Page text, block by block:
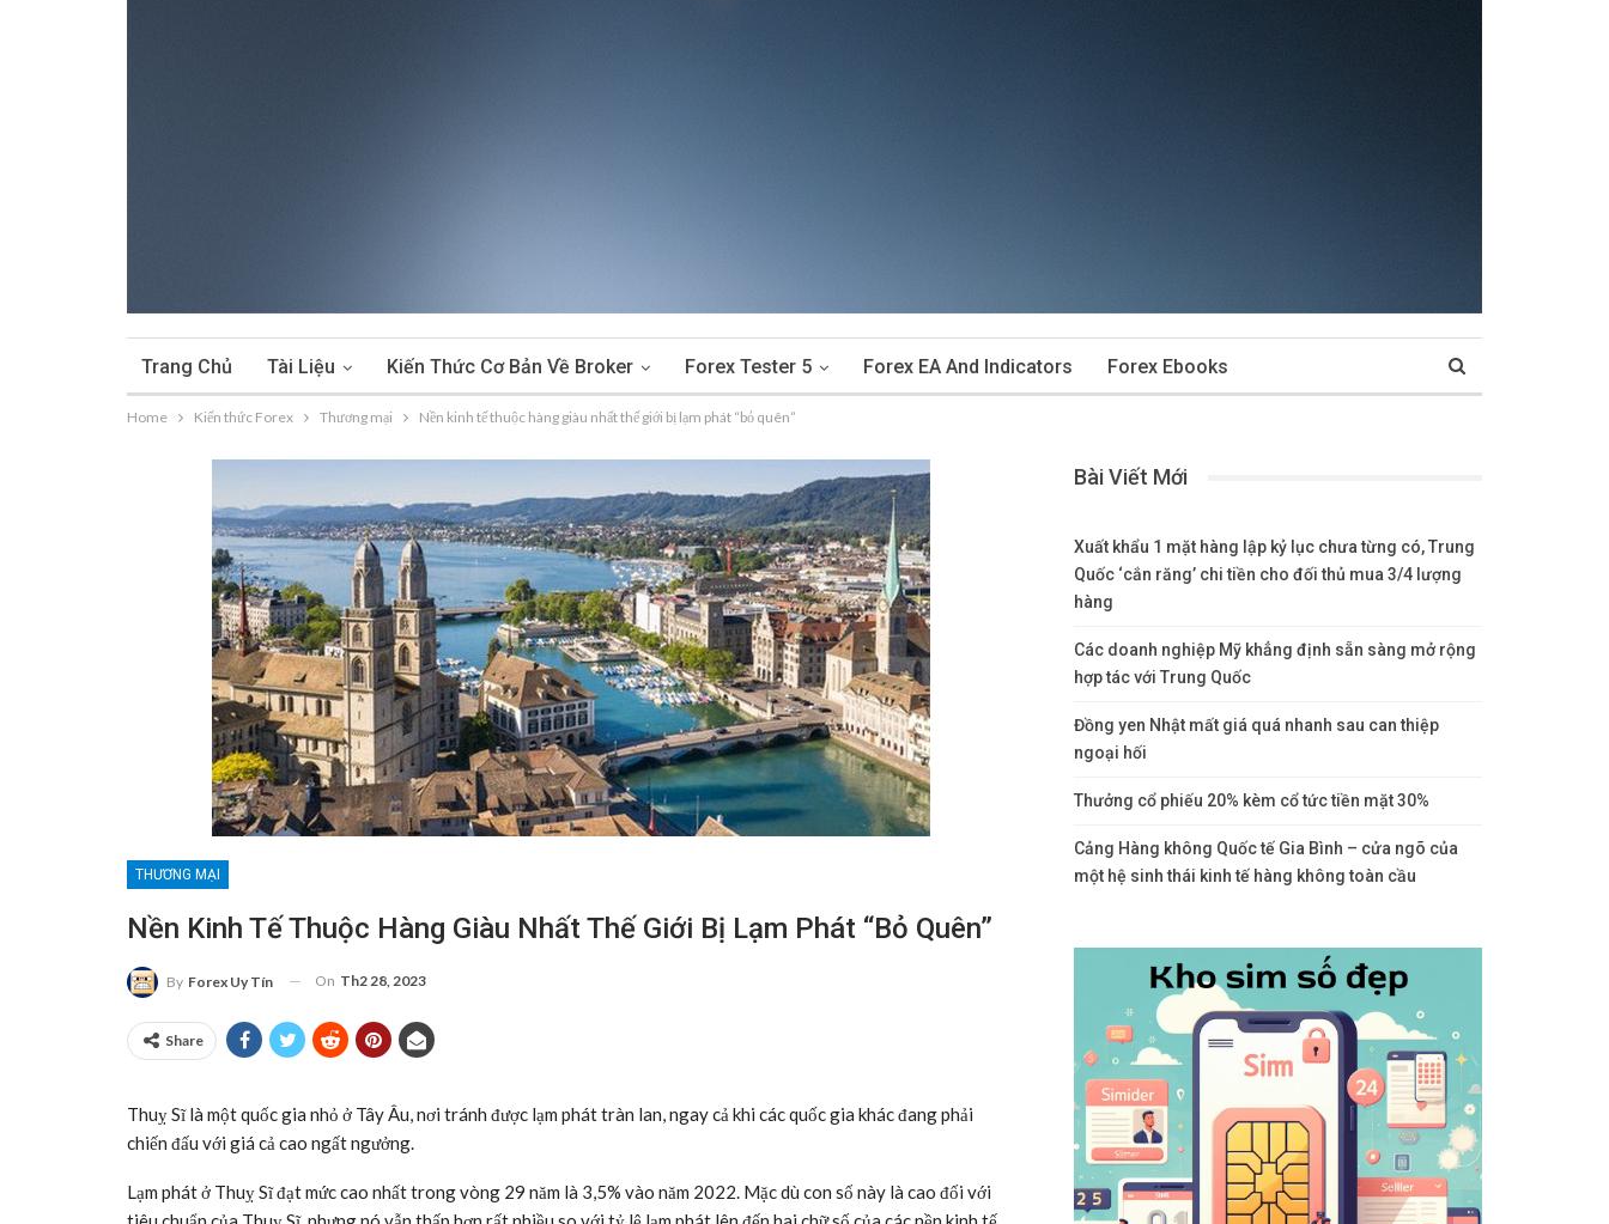
Trang Chủ Tài Liệu Kiến Thức Cơ Bản Về Broker Forex Tester 5 Forex EA And Indicators Forex Ebooks
Home Kiến thức Forex Thương mại Nền kinh tế thuộc hàng giàu nhất thế giới bị lạm phát “bỏ quên”
THƯƠNG MẠI
Nền Kinh Tế Thuộc Hàng Giàu Nhất Thế Giới Bị Lạm Phát “bỏ Quên”
By Forex Uy Tín On Th2 28, 2023
Share
Thuỵ Sĩ là một quốc gia nhỏ ở Tây Âu, nơi tránh được lạm phát tràn lan, ngay cả khi các quốc gia khác đang phải
chiến đấu với giá cả cao ngất ngưởng.
Lạm phát ở Thuỵ Sĩ đạt mức cao nhất trong vòng 29 năm là 3,5% vào năm 2022. Mặc dù con số này là cao đối với
Bài Viết Mới
Xuất khẩu 1 mặt hàng lập kỷ lục chưa từng có, Trung
Quốc ‘cắn răng’ chi tiền cho đối thủ mua 3/4 lượng
hàng
Các doanh nghiệp Mỹ khẳng định sẵn sàng mở rộng
hợp tác với Trung Quốc
Đồng yen Nhật mất giá quá nhanh sau can thiệp
ngoại hối
Thưởng cổ phiếu 20% kèm cổ tức tiền mặt 30%
Cảng Hàng không Quốc tế Gia Bình – cửa ngõ của
một hệ sinh thái kinh tế hàng không toàn cầu